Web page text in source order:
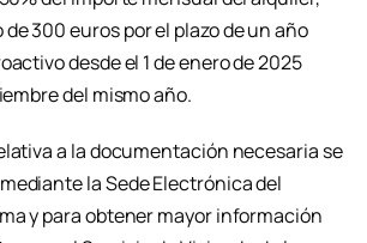
300 euros por el plazo de un año
desde el 1 de enero de 2025
del mismo año.
a la documentación necesaria se
la Sede Electrónica del
y para obtener mayor información